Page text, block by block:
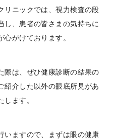
リニックでは、視力検査の段
し、患者の皆さまの気持ちに
がけております。
際は、ぜひ健康診断の結果の
紹介した以外の眼底所見があ
ます。
いますので、まずは眼の健康